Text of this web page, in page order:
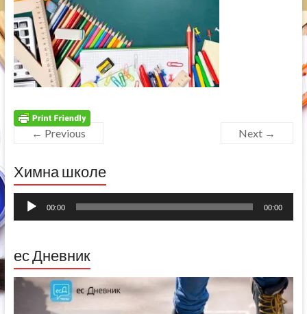
← Previous Next →
Химна школе
Прегледач
звучних00:00 00:00
ес Дневник